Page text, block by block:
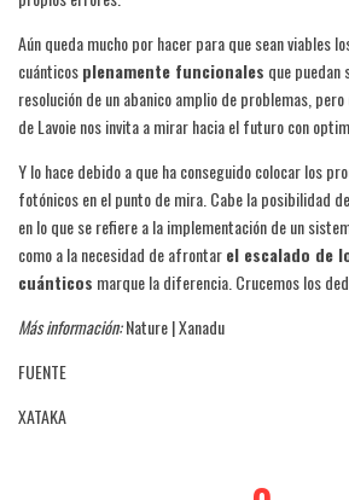
Aún queda mucho por hacer para que sean viables
cuánticosplenamente funcionales que puedan
resolución de un abanico amplio de problemas,
de Lavoie nos invita a mirar hacia el futuro con
Y lo hace debido a que ha conseguido colocar los
fotónicos en el punto de mira. Cabe la posibilidad
en lo que se refiere a la implementación de un
como a la necesidad de afrontarel escalado de
cuánticos marque la diferencia. Crucemos los
Más información:Nature | Xanadu
FUENTE
XATAKA